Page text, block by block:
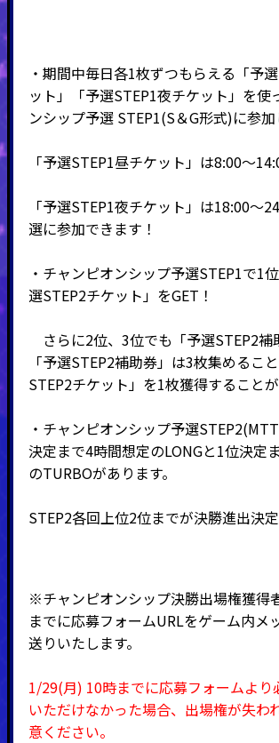
・期間中毎日各1枚ずつもらえる「予
ット」「予選STEP1夜チケット」を使
ンシップ予選 STEP1(S＆G形式)に参加
「予選STEP1昼チケット」は8:00～
「予選STEP1夜チケット」は18:00～
選に参加できます！
・チャンピオンシップ予選STEP1で1
選STEP2チケット」をGET！
さらに2位、3位でも「予選STEP2補
「予選STEP2補助券」は3枚集めるこ
STEP2チケット」を1枚獲得することが
・チャンピオンシップ予選
決定まで4時間想定のLONGと1位決定
のTURBOがあります。
STEP2各回上位2位までが決勝進出決定
※チャンピオンシップ決勝出場権獲得
までに応募フォームURLをゲーム内メ
送りいたします。
1/29(月) 10時までに応募フォームより
いただけなかった場合、出場権が失わ
意ください。